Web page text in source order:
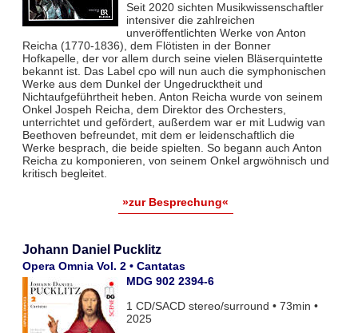
Seit 2020 sichten Musikwissenschaftler
intensiver die zahlreichen
unveröffentlichten Werke von Anton
Reicha (1770-1836), dem Flötisten in der Bonner
Hofkapelle, der vor allem durch seine vielen Bläserquintette
bekannt ist. Das Label cpo will nun auch die symphonischen
Werke aus dem Dunkel der Ungedrucktheit und
Nichtaufgeführtheit heben. Anton Reicha wurde von seinem
Onkel Jospeh Reicha, dem Direktor des Orchesters,
unterrichtet und gefördert, außerdem war er mit Ludwig van
Beethoven befreundet, mit dem er leidenschaftlich die
Werke besprach, die beide spielten. So begann auch Anton
Reicha zu komponieren, von seinem Onkel argwöhnisch und
kritisch begleitet.
»zur Besprechung«
Johann Daniel Pucklitz
Opera Omnia Vol. 2 • Cantatas
MDG 902 2394-6
1 CD/SACD stereo/surround • 73min •
2025